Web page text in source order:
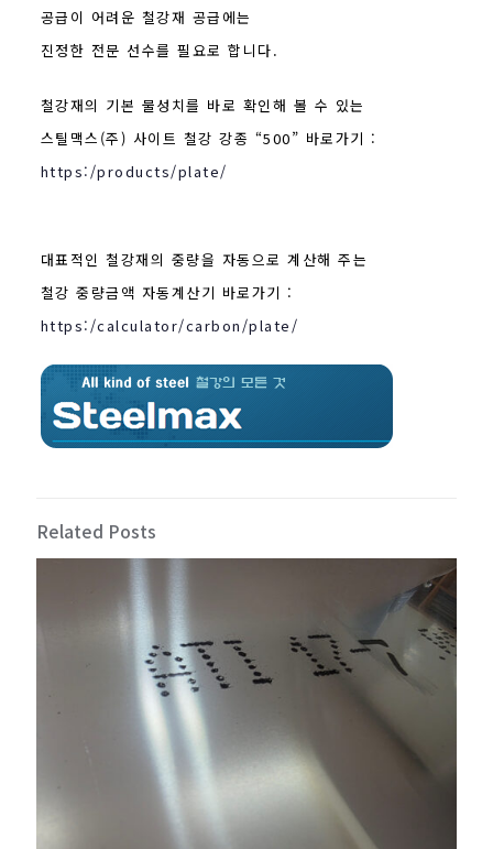
공급이 어려운 철강재 공급에는
진정한 전문 선수를 필요로 합니다.
철강재의 기본 물성치를 바로 확인해 볼 수 있는
스틸맥스(주) 사이트 철강 강종 “500” 바로가기 :
https:/products/plate/
대표적인 철강재의 중량을 자동으로 계산해 주는
철강 중량금액 자동계산기 바로가기 :
https:/calculator/carbon/plate/
Related Posts